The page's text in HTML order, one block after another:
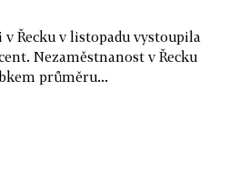
Řecku v listopadu vystoupila
Nezaměstnanost v Řecku
průměru...